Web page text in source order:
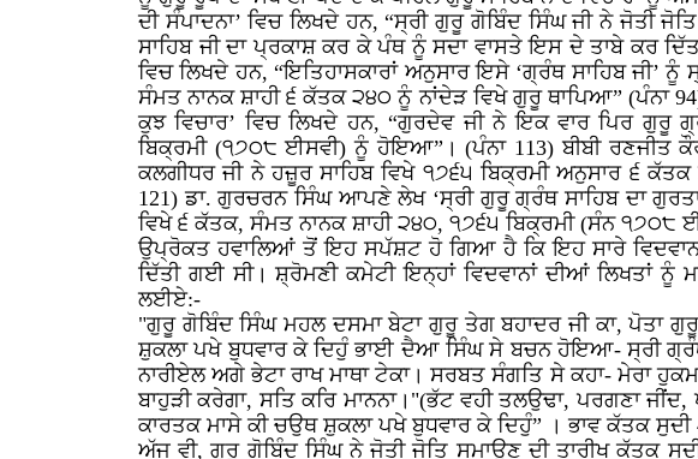
ਦੀ ਸੰਪਾਦਨਾ’ ਵਿਚ ਲਿਖਦੇ ਹਨ, “ਸ੍ਰੀ ਗੁਰੂ ਗੋਬਿੰਦ ਸਿੰਘ ਜੀ ਨੇ ਜੋਤੀ
ਸਾਹਿਬ ਜੀ ਦਾ ਪ੍ਰਕਾਸ਼ ਕਰ ਕੇ ਪੰਥ ਨੂੰ ਸਦਾ ਵਾਸਤੇ ਇਸ ਦੇ ਤਾਬੇ ਕਰ
ਵਿਚ ਲਿਖਦੇ ਹਨ, “ਇਤਿਹਾਸਕਾਰਾਂ ਅਨੁਸਾਰ ਇਸੇ ‘ਗ੍ਰੰਥ ਸਾਹਿਬ ਜੀ’
ਸੰਮਤ ਨਾਨਕ ਸ਼ਾਹੀ ੬ ਕੱਤਕ ੨੪੦ ਨੂੰ ਨਾਂਦੇੜ ਵਿਖੇ ਗੁਰੂ ਥਾਪਿਆ” (ਪੰਨਾ
ਕੁਝ ਵਿਚਾਰ’ ਵਿਚ ਲਿਖਦੇ ਹਨ, “ਗੁਰਦੇਵ ਜੀ ਨੇ ਇਕ ਵਾਰ ਪਿਰ ਗੁਰੂ
ਬਿਕ੍ਰਮੀ (੧੭੦੮ ਈਸਵੀ) ਨੂੰ ਹੋਇਆ”। (ਪੰਨਾ 113) ਬੀਬੀ ਰਣਜੀਤ
ਕਲਗੀਧਰ ਜੀ ਨੇ ਹਜ਼ੂਰ ਸਾਹਿਬ ਵਿਖੇ ੧੭੬੫ ਬਿਕ੍ਰਮੀ ਅਨੁਸਾਰ ੬
121) ਡਾ. ਗੁਰਚਰਨ ਸਿੰਘ ਆਪਣੇ ਲੇਖ ‘ਸ੍ਰੀ ਗੁਰੂ ਗ੍ਰੰਥ ਸਾਹਿਬ ਦਾ
ਵਿਖੇ ੬ ਕੱਤਕ, ਸੰਮਤ ਨਾਨਕ ਸ਼ਾਹੀ ੨੪੦, ੧੭੬੫ ਬਿਕ੍ਰਮੀ (ਸੰਨ
ਉਪ੍ਰੋਕਤ ਹਵਾਲਿਆਂ ਤੋਂ ਇਹ ਸਪੱਸ਼ਟ ਹੋ ਗਿਆ ਹੈ ਕਿ ਇਹ ਸਾਰੇ
ਦਿੱਤੀ ਗਈ ਸੀ। ਸ਼੍ਰੋਮਣੀ ਕਮੇਟੀ ਇਨ੍ਹਾਂ ਵਿਦਵਾਨਾਂ ਦੀਆਂ ਲਿਖਤਾਂ
ਲਈਏ:-
"ਗੁਰੂ ਗੋਬਿੰਦ ਸਿੰਘ ਮਹਲ ਦਸਮਾ ਬੇਟਾ ਗੁਰੂ ਤੇਗ ਬਹਾਦਰ ਜੀ ਕਾ, ਪੋਤਾ
ਸ਼ੁਕਲਾ ਪਖੇ ਬੁਧਵਾਰ ਕੇ ਦਿਹੁੰ ਭਾਈ ਦੈਆ ਸਿੰਘ ਸੇ ਬਚਨ ਹੋਇਆ- ਸ੍ਰੀ
ਨਾਰੀਏਲ ਅਗੇ ਭੇਟਾ ਰਾਖ ਮਾਥਾ ਟੇਕਾ। ਸਰਬਤ ਸੰਗਤਿ ਸੇ ਕਹਾ- ਮੇਰਾ
ਬਾਹੁੜੀ ਕਰੇਗਾ, ਸਤਿ ਕਰਿ ਮਾਨਨਾ।"(ਭੱਟ ਵਹੀ ਤਲਉਢਾ, ਪਰਗਣਾ
ਕਾਰਤਕ ਮਾਸੇ ਕੀ ਚਉਥ ਸ਼ੁਕਲਾ ਪਖੇ ਬੁਧਵਾਰ ਕੇ ਦਿਹੁੰ” । ਭਾਵ ਕੱਤਕ ਸੁਦੀ
ਅੱਜ ਵੀ, ਗੁਰੂ ਗੋਬਿੰਦ ਸਿੰਘ ਨੇ ਜੋਤੀ ਜੋਤਿ ਸਮਾਉਣ ਦੀ ਤਾਰੀਖ ਕੱਤਕ